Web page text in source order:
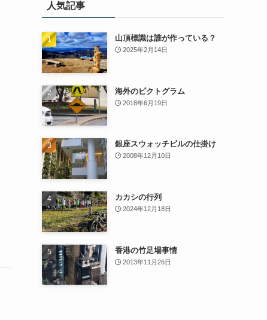
人気記事
山頂標識は誰が作っている？
2025年2月14日
海外のピクトグラム
2018年6月19日
銀座スウォッチビルの仕掛け
2008年12月10日
カカシの行列
2024年12月18日
香港の竹足場事情
2013年11月26日